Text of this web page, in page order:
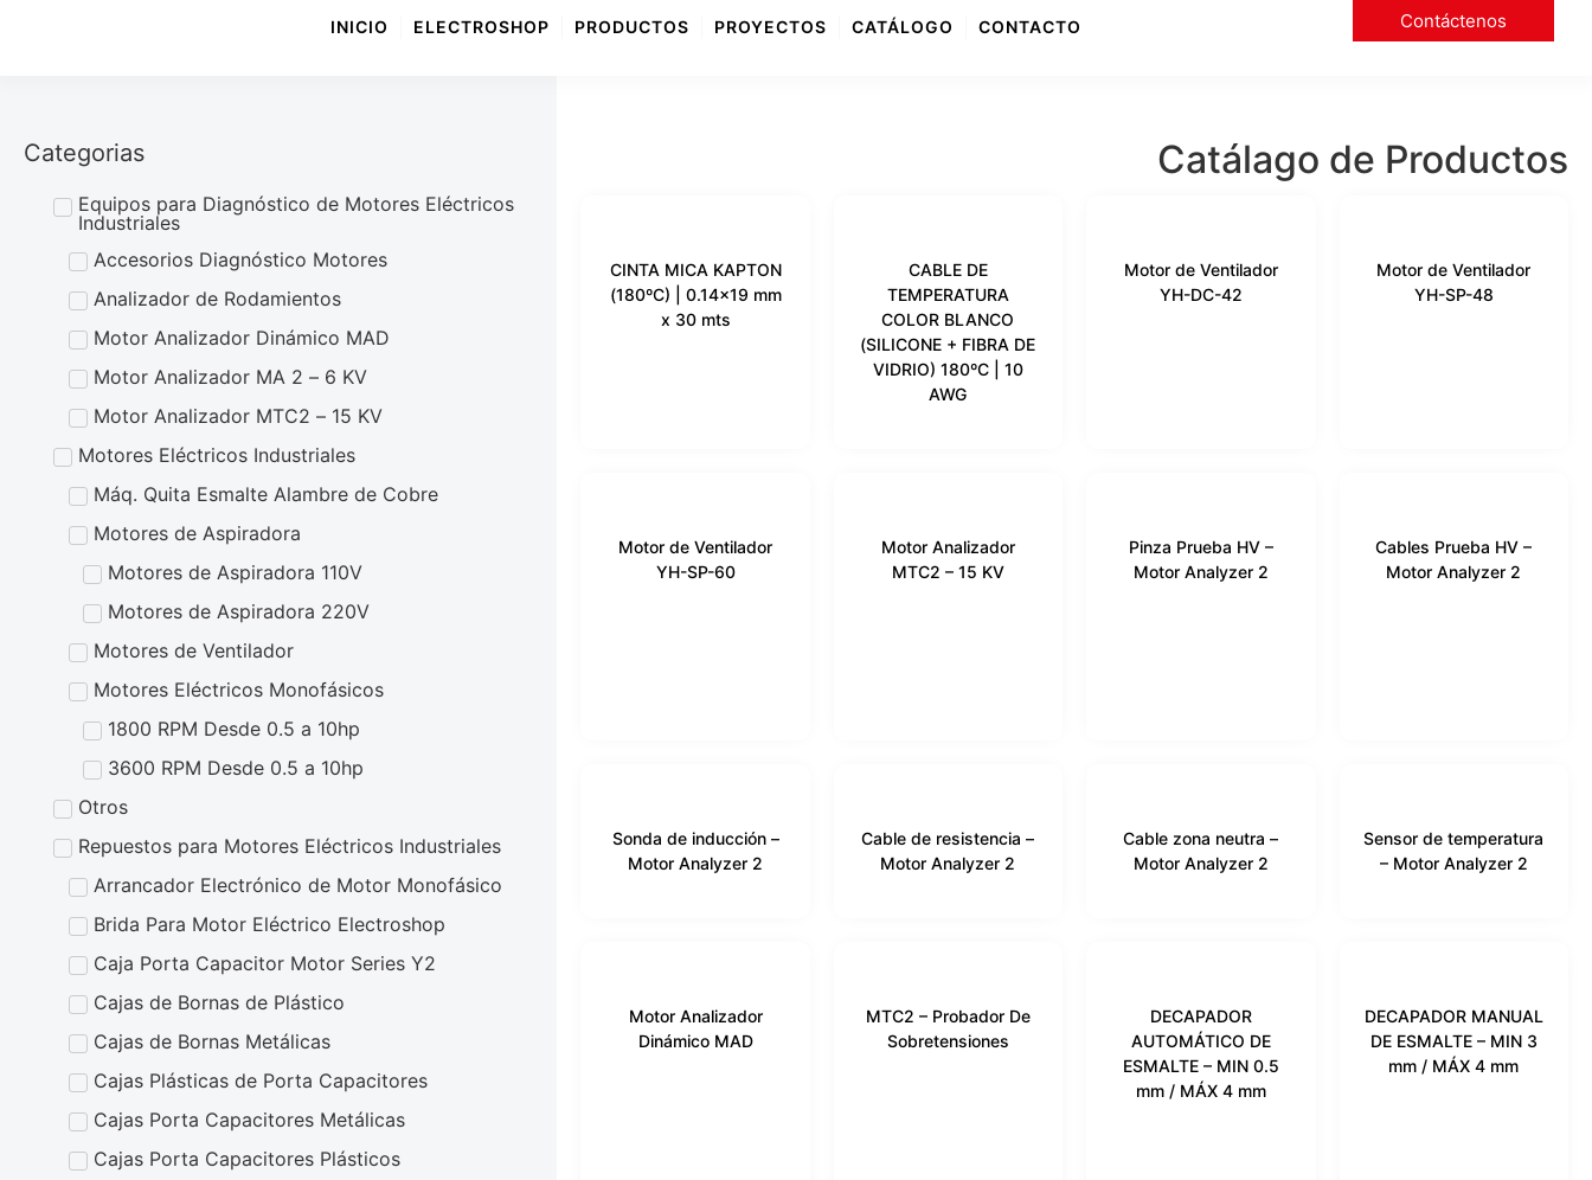
INICIO ELECTROSHOP PRODUCTOS PROYECTOS CATÁLOGO CONTACTO Contáctenos
Categorias
Equipos para Diagnóstico de Motores Eléctricos
Industriales
Accesorios Diagnóstico Motores
Analizador de Rodamientos
Motor Analizador Dinámico MAD
Motor Analizador MA 2 – 6 KV
Motor Analizador MTC2 – 15 KV
Motores Eléctricos Industriales
Máq. Quita Esmalte Alambre de Cobre
Motores de Aspiradora
Motores de Aspiradora 110V
Motores de Aspiradora 220V
Motores de Ventilador
Motores Eléctricos Monofásicos
1800 RPM Desde 0.5 a 10hp
3600 RPM Desde 0.5 a 10hp
Otros
Repuestos para Motores Eléctricos Industriales
Arrancador Electrónico de Motor Monofásico
Brida Para Motor Eléctrico Electroshop
Caja Porta Capacitor Motor Series Y2
Cajas de Bornas de Plástico
Cajas de Bornas Metálicas
Cajas Plásticas de Porta Capacitores
Cajas Porta Capacitores Metálicas
Cajas Porta Capacitores Plásticos
Catálago de Productos
CINTA MICA KAPTON
(180ºC) | 0.14×19 mm
x 30 mts
CABLE DE
TEMPERATURA
COLOR BLANCO
(SILICONE + FIBRA DE
VIDRIO) 180ºC | 10
AWG
Motor de Ventilador
YH-DC-42
Motor de Ventilador
YH-SP-48
Motor de Ventilador
YH-SP-60
Motor Analizador
MTC2 – 15 KV
Pinza Prueba HV –
Motor Analyzer 2
Cables Prueba HV –
Motor Analyzer 2
Sonda de inducción –
Motor Analyzer 2
Cable de resistencia –
Motor Analyzer 2
Cable zona neutra –
Motor Analyzer 2
Sensor de temperatura
– Motor Analyzer 2
Motor Analizador
Dinámico MAD
MTC2 – Probador De
Sobretensiones
DECAPADOR
AUTOMÁTICO DE
ESMALTE – MIN 0.5
mm / MÁX 4 mm
DECAPADOR MANUAL
DE ESMALTE – MIN 3
mm / MÁX 4 mm